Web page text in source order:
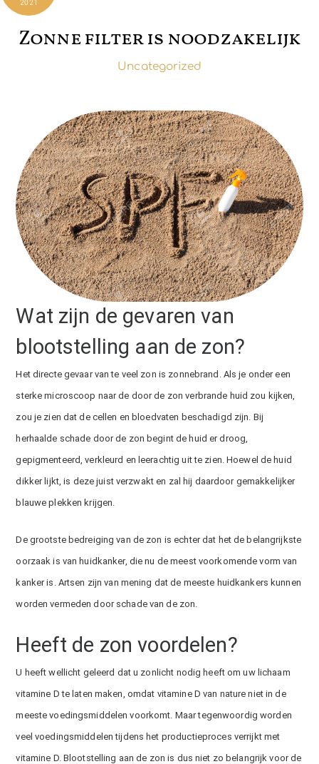
2021
Zonne filter is noodzakelijk
Uncategorized
Wat zijn de gevaren van
blootstelling aan de zon?
Het directe gevaar van te veel zon is zonnebrand. Als je onder een
sterke microscoop naar de door de zon verbrande huid zou kijken,
zou je zien dat de cellen en bloedvaten beschadigd zijn. Bij
herhaalde schade door de zon begint de huid erdroog,
gepigmenteerd, verkleurd en leerachtig uit te zien. Hoewel de huid
dikker lijkt, is deze juist verzwakt en zal hij daardoor gemakkelijker
blauwe plekken krijgen.
De grootste bedreiging van de zon is echter dat het de belangrijkste
oorzaak is van huidkanker, die nu de meest voorkomende vorm van
kanker is. Artsen zijn van mening dat de meeste huidkankers kunnen
worden vermeden door schade van de zon.
Heeft de zon voordelen?
U heeft wellicht geleerd dat u zonlicht nodig heeft om uw lichaam
vitamine D te laten maken, omdat vitamine D van nature niet in de
meeste voedingsmiddelen voorkomt. Maar tegenwoordig worden
veel voedingsmiddelen tijdens het productieproces verrijkt met
vitamine D. Blootstelling aan de zon is dus niet zo belangrijk voor de